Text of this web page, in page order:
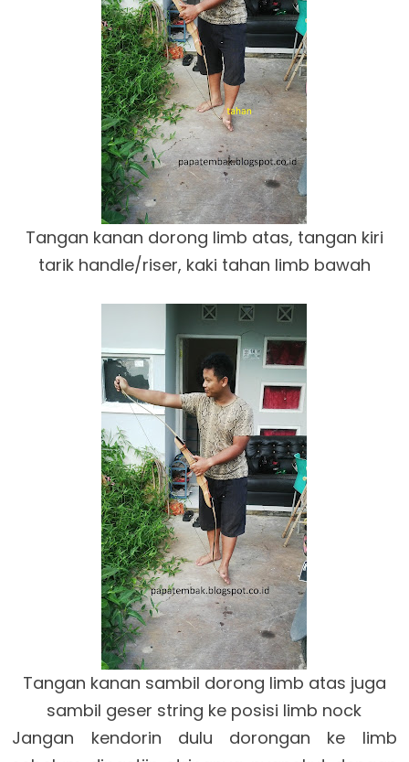
Tangan kanan dorong limb atas, tangan kiri
tarik handle/riser, kaki tahan limb bawah
Tangan kanan sambil dorong limb atas juga
sambil geser string ke posisi limb nock
Jangan kendorin dulu dorongan ke limb